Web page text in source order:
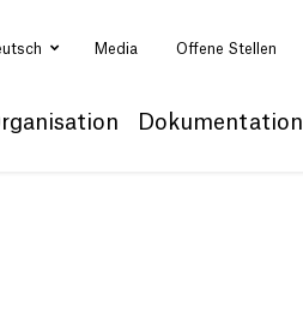
Media Offene Stellen
Dokumentation